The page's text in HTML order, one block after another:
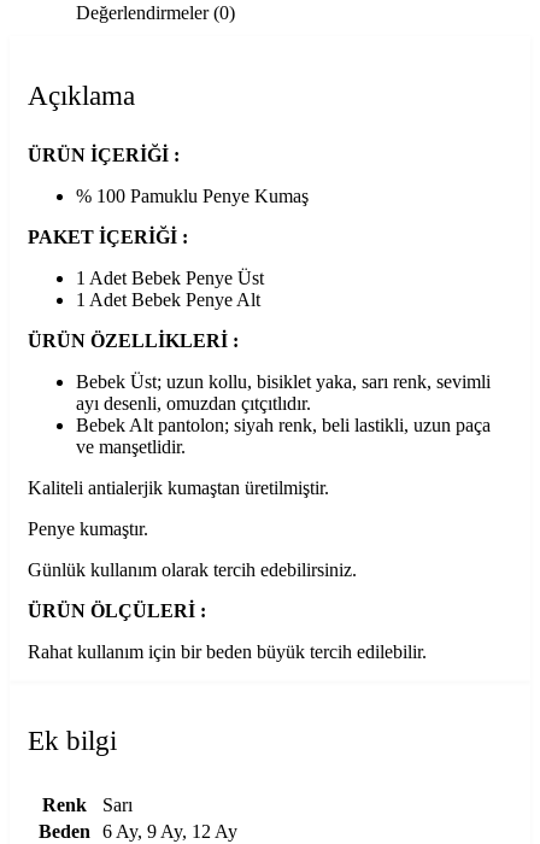
Değerlendirmeler (0)
Açıklama
ÜRÜN İÇERİĞİ :
% 100 Pamuklu Penye Kumaş
PAKET İÇERİĞİ :
1 Adet Bebek Penye Üst
1 Adet Bebek Penye Alt
ÜRÜN ÖZELLİKLERİ :
Bebek Üst; uzun kollu, bisiklet yaka, sarı renk, sevimli
ayı desenli, omuzdan çıtçıtlıdır.
Bebek Alt pantolon; siyah renk, beli lastikli, uzun paça
ve manşetlidir.
Kaliteli antialerjik kumaştan üretilmiştir.
Penye kumaştır.
Günlük kullanım olarak tercih edebilirsiniz.
ÜRÜN ÖLÇÜLERİ :
Rahat kullanım için bir beden büyük tercih edilebilir.
Ek bilgi
Renk
Sarı
Beden
6 Ay, 9 Ay, 12 Ay